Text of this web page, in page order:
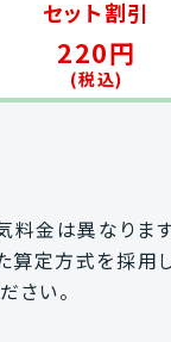
セット割引
220円
(税込)
金は異なりま
定方式を採用
さい。